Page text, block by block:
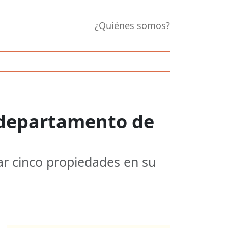
¿Quiénes somos?
de
cinco propiedades en su